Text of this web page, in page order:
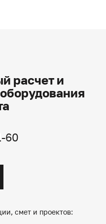
расчет и
60
смет и проектов: